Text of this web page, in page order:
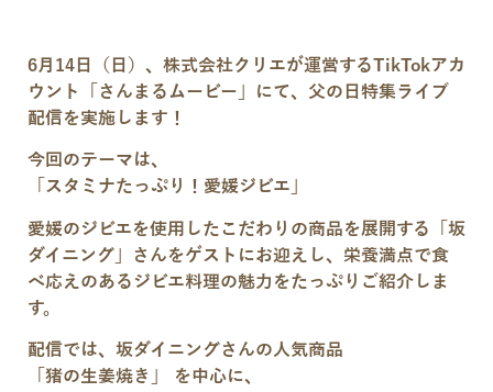
6月14日（日）、株式会社クリエが運営するTikTokアカ
ウント「さんまるムービー」にて、父の日特集ライブ
配信を実施します！
今回のテーマは、
「スタミナたっぷり！愛媛ジビエ」
愛媛のジビエを使用したこだわりの商品を展開する「坂
ダイニング」さんをゲストにお迎えし、栄養満点で食
べ応えのあるジビエ料理の魅力をたっぷりご紹介しま
す。
配信では、坂ダイニングさんの人気商品
「猪の生姜焼き」
を中心に、